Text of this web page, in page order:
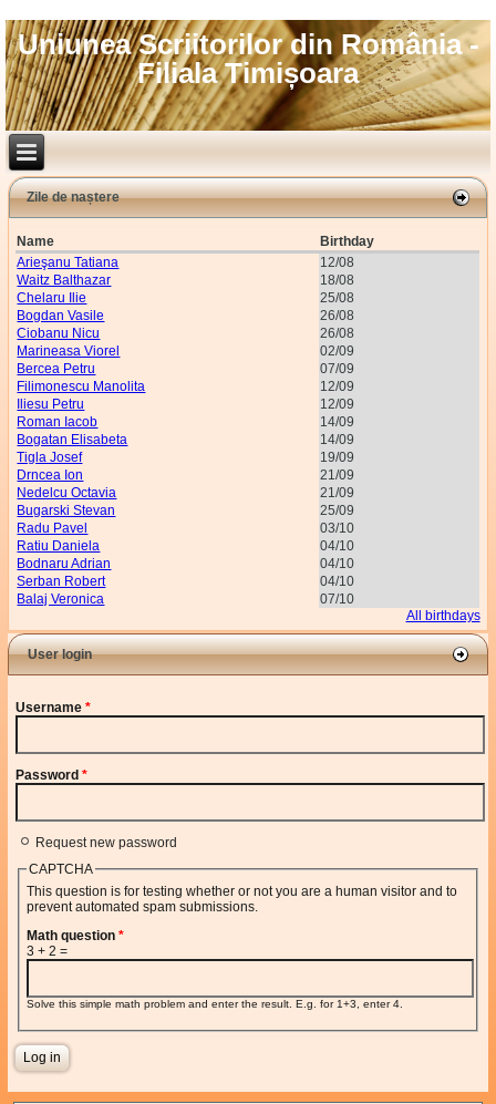
Uniunea Scriitorilor din România -
Filiala Timișoara
Zile de naștere
Name
Birthday
Arieşanu Tatiana
12/08
Waitz Balthazar
18/08
Chelaru Ilie
25/08
Bogdan Vasile
26/08
Ciobanu Nicu
26/08
Marineasa Viorel
02/09
Bercea Petru
07/09
Filimonescu Manolita
12/09
Iliesu Petru
12/09
Roman Iacob
14/09
Bogatan Elisabeta
14/09
Tigla Josef
19/09
Drncea Ion
21/09
Nedelcu Octavia
21/09
Bugarski Stevan
25/09
Radu Pavel
03/10
Ratiu Daniela
04/10
Bodnaru Adrian
04/10
Serban Robert
04/10
Balaj Veronica
07/10
All birthdays
User login
Username*
Password*
Request new password
CAPTCHA
This question is for testing whether or not you are a human visitor and to
prevent automated spam submissions.
Math question*
3 + 2 =
Solve this simple math problem and enter the result. E.g. for 1+3, enter 4.